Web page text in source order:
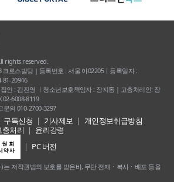
rights reserved.
크로스빌딩 | 등록번호 : 서울 아02205ㅣ등록일자 :
81-20946
인 : 김진영 ㅣ청소년보호책임자 : 장지동 | 고충처리인: 장
02-6008-8119
문의 010-2700-3297
구독신청 기사제보
개인정보취급방침
충처리
윤리강령
PC 버전
는 저작권법의 보호를 받은바, 무단 전재ㆍ복사ㆍ배포 등을